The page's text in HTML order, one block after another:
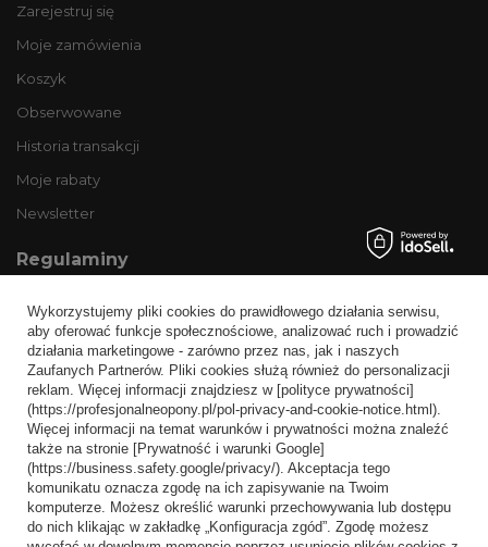
Zarejestruj się
Moje zamówienia
Koszyk
Obserwowane
Historia transakcji
Moje rabaty
Newsletter
Regulaminy
Wysyłka
Sposoby płatności i prowizje
Regulamin
Polityka prywatności
Odstąpienie od umowy
Popularne kategorie
Opony bezdętkowe
Wykorzystujemy pliki cookies do prawidłowego działania serwisu,
aby oferować funkcje społecznościowe, analizować ruch i prowadzić
działania marketingowe - zarówno przez nas, jak i naszych
Zaufanych Partnerów. Pliki cookies służą również do personalizacji
reklam. Więcej informacji znajdziesz w [polityce prywatności]
(https://profesjonalneopony.pl/pol-privacy-and-cookie-notice.html).
Więcej informacji na temat warunków i prywatności można znaleźć
także na stronie [Prywatność i warunki Google]
(https://business.safety.google/privacy/). Akceptacja tego
komunikatu oznacza zgodę na ich zapisywanie na Twoim
komputerze. Możesz określić warunki przechowywania lub dostępu
do nich klikając w zakładkę „Konfiguracja zgód”. Zgodę możesz